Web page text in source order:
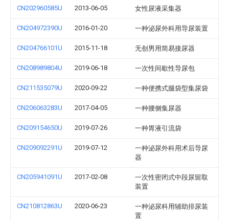
CN202960585U 2013-06-05 女性尿液采集器
CN204972390U 2016-01-20 一种泌尿外科用导尿装置
CN204766101U 2015-11-18 无创男用简易接尿器
CN208989804U 2019-06-18 一次性间歇性导尿包
CN211535079U 2020-09-22 一种便携式腿袋型集尿袋
CN206063283U 2017-04-05 一种腰侧集尿器
CN209154650U 2019-07-26 一种胃液引流袋
CN209092291U 2019-07-12
一种泌尿外科用术后导尿
器
CN205941091U 2017-02-08
一次性密闭式中段尿留取
装置
CN210812863U 2020-06-23
一种泌尿科用辅助排尿装
置